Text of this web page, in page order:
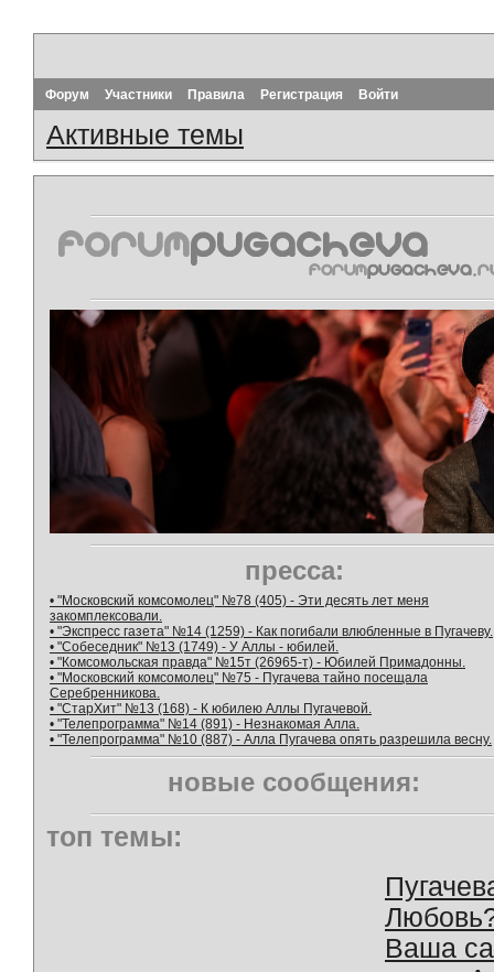
Форум Участники Правила Регистрация Войти
Активные темы
пресса:
• "Московский комсомолец" №78 (405) - Эти десять лет меня
закомплексовали.
• "Экспресс газета" №14 (1259) - Как погибали влюбленные в Пугачеву.
• "Собеседник" №13 (1749) - У Аллы - юбилей.
• "Комсомольская правда" №15т (26965-т) - Юбилей Примадонны.
• "Московский комсомолец" №75 - Пугачева тайно посещала
Серебренникова.
• "СтарХит" №13 (168) - К юбилею Аллы Пугачевой.
• "Телепрограмма" №14 (891) - Незнакомая Алла.
• "Телепрограмма" №10 (887) - Алла Пугачева опять разрешила весну.
новые сообщения:
топ темы:
Ваша